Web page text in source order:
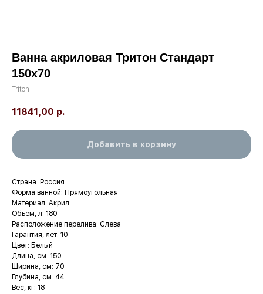
Ванна акриловая Тритон Стандарт
150х70
Triton
11841,00 р.
Добавить в корзину
Страна: Россия
Форма ванной: Прямоугольная
Материал: Акрил
Объем, л: 180
Расположение перелива: Слева
Гарантия, лет: 10
Цвет: Белый
Длина, см: 150
Ширина, см: 70
Глубина, см: 44
Вес, кг: 18